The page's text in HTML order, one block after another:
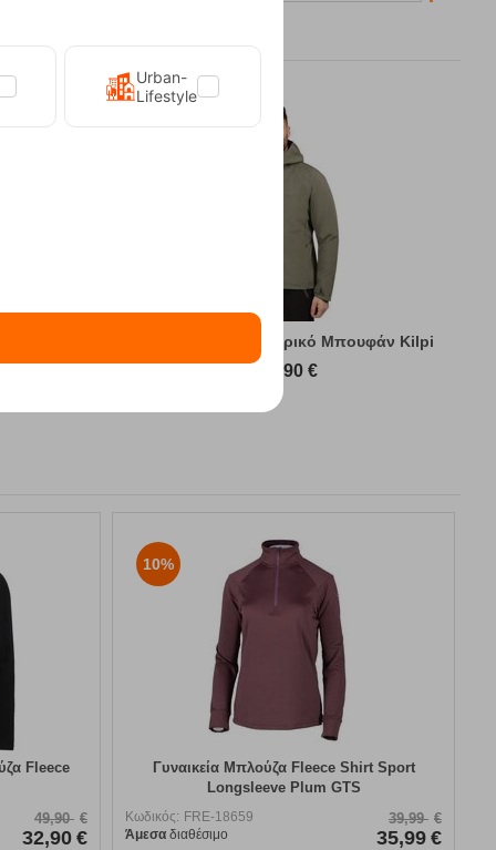
Kilpi Sonna-M Green Ανδρικό Μπουφάν Kilpi
89,90 €
Fleece
49,90 €
32,90 €
10%
Γυναικεία Μπλούζα Fleece Shirt Sport
Longsleeve Plum GTS
Κωδικός: FRE-18659
Άμεσα διαθέσιμο
39,99 €
35,99 €
Urban-
Lifestyle